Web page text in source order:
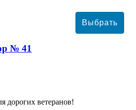
№ 41
дорогих ветеранов!